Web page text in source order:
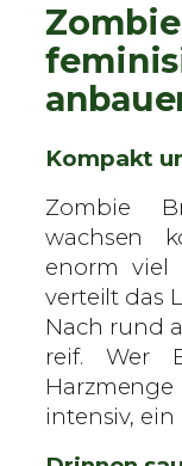
Kompakt
Zombie
wachsen
enorm viel
verteilt das
Nach rund
reif. Wer
intensiv,